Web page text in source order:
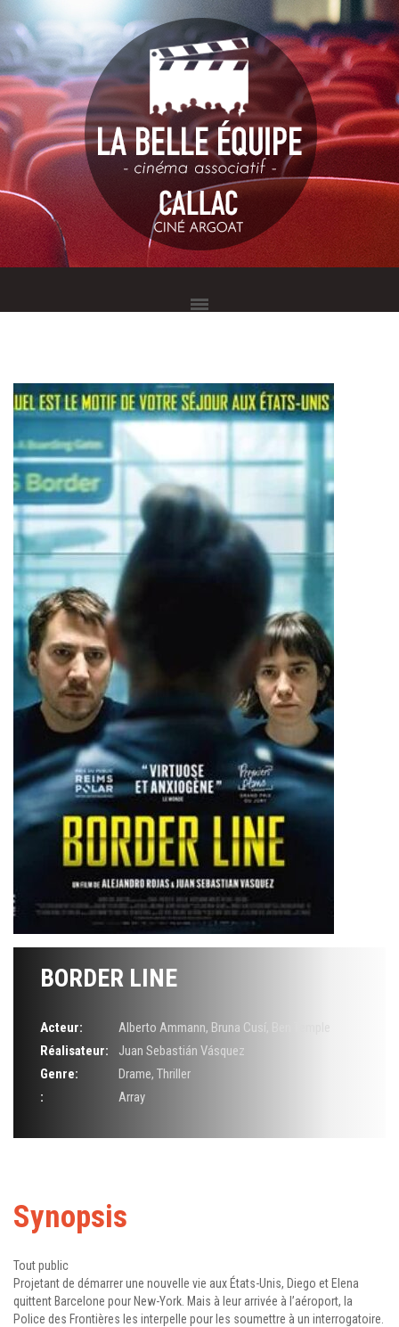
BORDER LINE
Acteur: Alberto Ammann, Bruna Cusí
Réalisateur:
Juan Sebastián Vásquez
Genre:
Drame, Thriller
:
Array
Synopsis
Tout public
Projetant de démarrer une nouvelle vie aux États-Unis, Diego et Elena
quittent Barcelone pour New-York. Mais à leur arrivée à l’aéroport, la
Police des Frontières les interpelle pour les soumettre à un interrogatoire.